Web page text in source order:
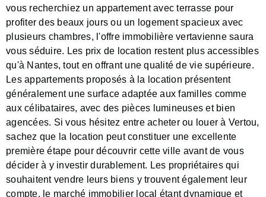
vous recherchiez un appartement avec terrasse pour
profiter des beaux jours ou un logement spacieux avec
plusieurs chambres, l'offre immobilière vertavienne saura
vous séduire. Les prix de location restent plus accessibles
qu'à Nantes, tout en offrant une qualité de vie supérieure.
Les appartements proposés à la location présentent
généralement une surface adaptée aux familles comme
aux célibataires, avec des pièces lumineuses et bien
agencées. Si vous hésitez entre acheter ou louer à Vertou,
sachez que la location peut constituer une excellente
première étape pour découvrir cette ville avant de vous
décider à y investir durablement. Les propriétaires qui
souhaitent vendre leurs biens y trouvent également leur
compte, le marché immobilier local étant dynamique et